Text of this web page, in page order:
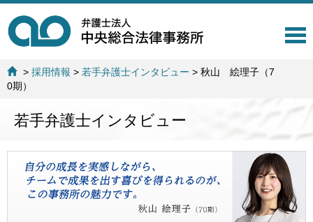
T
t
i
>採用情報 >若手弁護士インタビュー >秋山 絵理子（7
0期）
若手弁護士インタビュー